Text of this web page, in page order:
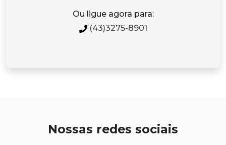
Ou ligue agora para:
(43)3275-8901
Nossas redes sociais